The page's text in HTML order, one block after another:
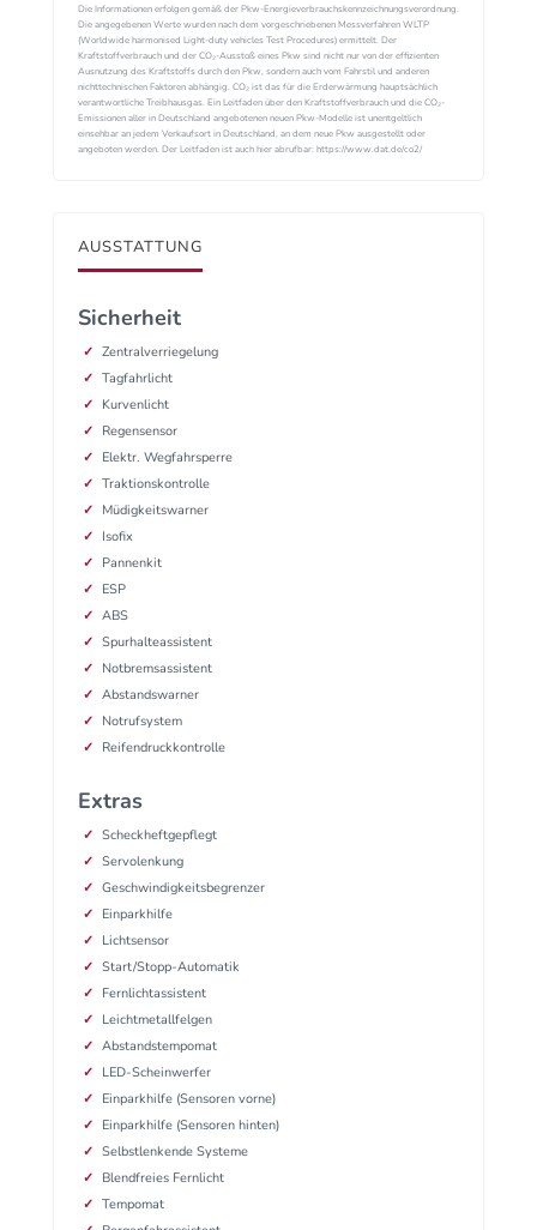
Die Informationen erfolgen gemäß der Pkw-Energieverbrauchskennzeichnungsverordnung.
Die angegebenen Werte wurden nach dem vorgeschriebenen Messverfahren WLTP
(Worldwide harmonised Light-duty vehicles Test Procedures) ermittelt. Der
Kraftstoffverbrauch und der CO₂-Ausstoß eines Pkw sind nicht nur von der effizienten
Ausnutzung des Kraftstoffs durch den Pkw, sondern auch vom Fahrstil und anderen
nichttechnischen Faktoren abhängig. CO₂ ist das für die Erderwärmung hauptsächlich
verantwortliche Treibhausgas. Ein Leitfaden über den Kraftstoffverbrauch und die CO₂-
Emissionen aller in Deutschland angebotenen neuen Pkw-Modelle ist unentgeltlich
einsehbar an jedem Verkaufsort in Deutschland, an dem neue Pkw ausgestellt oder
angeboten werden. Der Leitfaden ist auch hier abrufbar: https://www.dat.de/co2/
AUSSTATTUNG
Sicherheit
Zentralverriegelung
Tagfahrlicht
Kurvenlicht
Regensensor
Elektr. Wegfahrsperre
Traktionskontrolle
Müdigkeitswarner
Isofix
Pannenkit
ESP
ABS
Spurhalteassistent
Notbremsassistent
Abstandswarner
Notrufsystem
Reifendruckkontrolle
Extras
Scheckheftgepflegt
Servolenkung
Geschwindigkeitsbegrenzer
Einparkhilfe
Lichtsensor
Start/Stopp-Automatik
Fernlichtassistent
Leichtmetallfelgen
Abstandstempomat
LED-Scheinwerfer
Einparkhilfe (Sensoren vorne)
Einparkhilfe (Sensoren hinten)
Selbstlenkende Systeme
Blendfreies Fernlicht
Tempomat